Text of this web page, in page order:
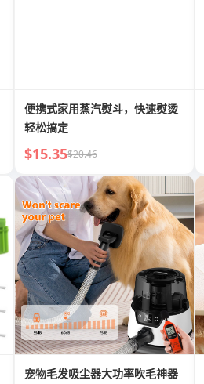
便携式家用蒸汽熨斗，快速熨烫
轻松搞定
$15.35$20.46
宠物毛发吸尘器大功率吹毛神器